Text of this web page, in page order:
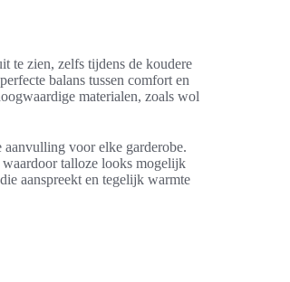
te zien, zelfs tijdens de koudere
balans tussen comfort en
materialen, zoals wol
voor elke garderobe.
waardoor talloze looks mogelijk
aanspreekt en tegelijk warmte